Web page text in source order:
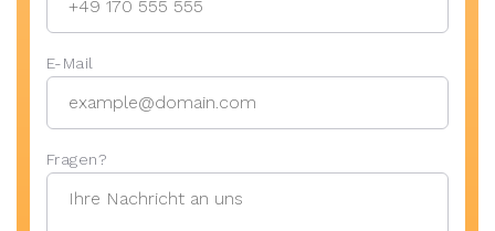
E-Mail
Fragen?